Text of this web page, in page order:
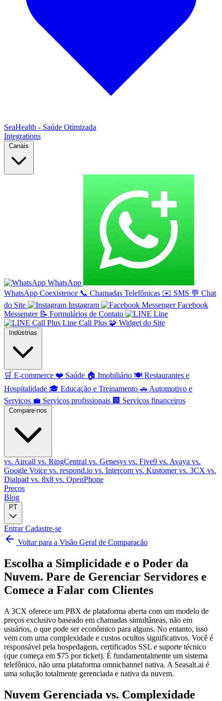
SeaHealth - Saúde Otimizada
Integrations
Canais
WhatsApp
WhatsApp Coexistence 📞 Chamadas Telefônicas ✉️ SMS 💬 Chat
do Site
Instagram
Facebook
Messenger 📝 Formulários de Contato
Line
Line Call Plus 🧩 Widget do Site
Indústrias
🛒 E-commerce ❤️ Saúde 🏠 Imobiliário 🍽️ Restaurantes e
Hospitalidade 🎓 Educação e Treinamento 🚗 Automotivo e
Serviços 💼 Serviços profissionais 🏢 Serviços financeiros
Compare-nos
vs. Aircall vs. RingCentral vs. Genesys vs. Five9 vs. Avaya vs.
Google Voice vs. respond.io vs. Intercom vs. Kustomervs. 3CX vs.
Dialpad vs. 8x8 vs. OpenPhone
Preços
Blog
PT
EntrarCadastre-se
Voltar para a Visão Geral de Comparação
Escolha a Simplicidade e o Poder da
Nuvem. Pare de Gerenciar Servidores e
Comece a Falar com Clientes
A 3CX oferece um PBX de plataforma aberta com um modelo de
preços exclusivo baseado em chamadas simultâneas, não em
usuários, o que pode ser econômico para alguns. No entanto, isso
vem com uma complexidade e custos ocultos significativos. Você é
responsável pela hospedagem, certificados SSL e suporte técnico
(que começa em $75 por ticket). É fundamentalmente um sistema
telefônico, não uma plataforma omnichannel nativa. A Seasalt.ai é
uma solução totalmente gerenciada e nativa da nuvem.
Nuvem Gerenciada vs. Complexidade